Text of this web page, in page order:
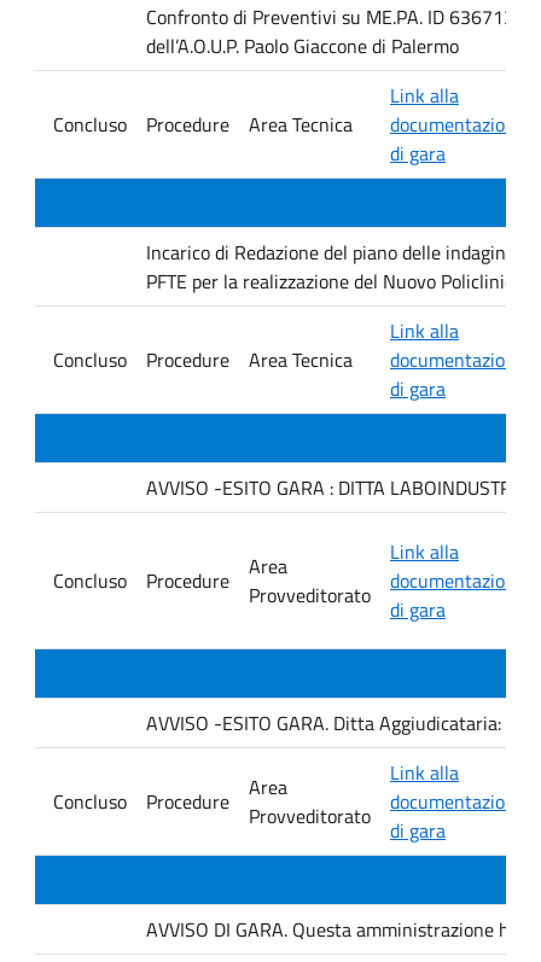
Confronto di Preventivi su ME.PA. ID 6367131
dell’A.O.U.P. Paolo Giaccone di Palermo
Concluso Procedure Area Tecnica
Link alla
documentazione
di gara
Incarico di Redazione del piano delle indagini
PFTE per la realizzazione del Nuovo Policlinico
Concluso Procedure Area Tecnica
Link alla
documentazione
di gara
AVVISO -ESITO GARA : DITTA LABOINDUSTRIA
Concluso Procedure
Area
Provveditorato
Link alla
documentazione
di gara
AVVISO -ESITO GARA. Ditta Aggiudicataria:
Concluso Procedure
Area
Provveditorato
Link alla
documentazione
di gara
AVVISO DI GARA. Questa amministrazione